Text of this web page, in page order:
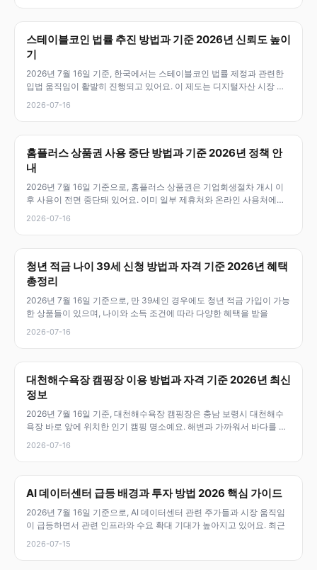
스테이블코인 법률 추진 방법과 기준 2026년 신뢰도 높이
기
2026년 7월 16일 기준, 한국에서는 스테이블코인 법률 제정과 관련한
입법 움직임이 활발히 진행되고 있어요. 이 제도는 디지털자산 시장 안
2026-07-16
홈플러스 상품권 사용 중단 방법과 기준 2026년 정책 안
내
2026년 7월 16일 기준으로, 홈플러스 상품권은 기업회생절차 개시 이
후 사용이 전면 중단돼 있어요. 이미 일부 제휴처와 온라인 사용처에서
2026-07-16
청년 적금 나이 39세 신청 방법과 자격 기준 2026년 혜택
총정리
2026년 7월 16일 기준으로, 만 39세인 경우에도 청년 적금 가입이 가능
한 상품들이 있으며, 나이와 소득 조건에 따라 다양한 혜택을 받을
2026-07-16
대천해수욕장 캠핑장 이용 방법과 자격 기준 2026년 최신
정보
2026년 7월 16일 기준, 대천해수욕장 캠핑장은 충남 보령시 대천해수
욕장 바로 앞에 위치한 인기 캠핑 명소예요. 해변과 가까워서 바다를 즐
2026-07-16
AI 데이터센터 급등 배경과 투자 방법 2026 핵심 가이드
2026년 7월 16일 기준으로, AI 데이터센터 관련 주가들과 시장 움직임
이 급등하면서 관련 인프라와 수요 확대 기대가 높아지고 있어요. 최근
2026-07-15